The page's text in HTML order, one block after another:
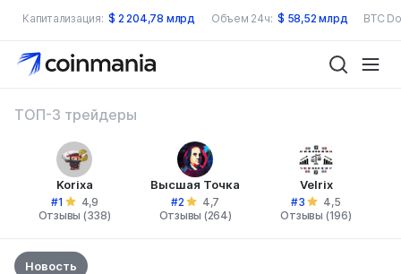
Капитализация: $ 2 204,78 млрд Объем 24ч: $ 58,52 млрд BTC
ТОП-3 трейдеры
Korixa
#1
4,9
Отзывы (338)
Высшая Точка
#2
4,7
Отзывы (264)
Velrix
#3
4,5
Отзывы (196)
Новость